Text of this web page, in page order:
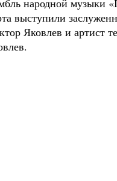
народной музыки
выступили
Яковлев и артист